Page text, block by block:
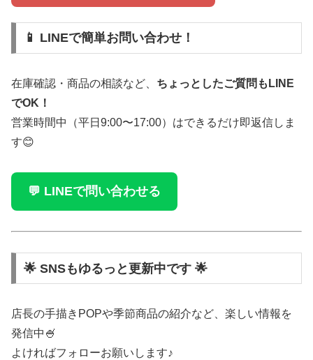
📱 LINEで簡単お問い合わせ！
在庫確認・商品の相談など、 ちょっとしたご質問もLINE
でOK！
営業時間中（平日9:00〜17:00）はできるだけ即返信しま
す😊
💬 LINEで問い合わせる
🌟 SNSもゆるっと更新中です 🌟
店長の手描きPOPや季節商品の紹介など、楽しい情報を
発信中🍧
よければフォローお願いします♪